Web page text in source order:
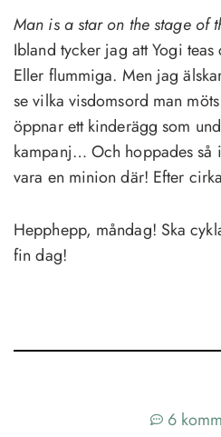
Man is a star on the stage of
Ibland tycker jag att Yogi
Eller flummiga. Men jag
se vilka visdomsord man
öppnar ett kinderägg som
kampanj… Och hoppades så
vara en minion där! Efter
Hepphepp, måndag! Ska
fin dag!
6